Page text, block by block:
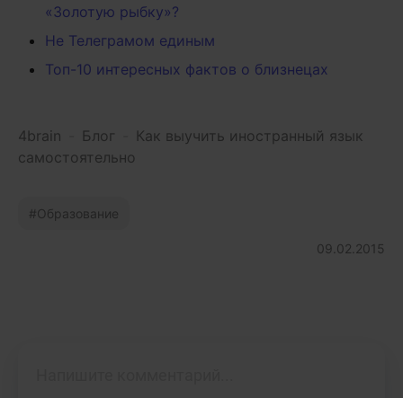
«Золотую рыбку»?
Не Телеграмом единым
Топ-10 интересных фактов о близнецах
4brain Блог
Как выучить иностранный язык
самостоятельно
Образование
09.02.2015